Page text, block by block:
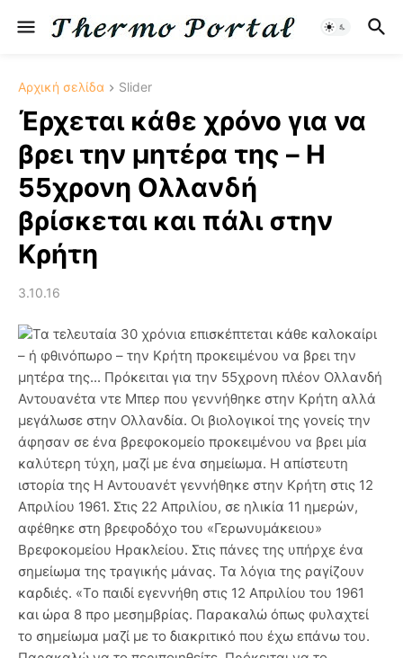
Αρχική σελίδα Slider
Έρχεται κάθε χρόνο για να
βρει την μητέρα της – Η
55χρονη Ολλανδή
βρίσκεται και πάλι στην
Κρήτη
3.10.16
Τα τελευταία 30 χρόνια επισκέπτεται κάθε καλοκαίρι
– ή φθινόπωρο – την Κρήτη προκειμένου να βρει την
μητέρα της... Πρόκειται για την 55χρονη πλέον Ολλανδή
Αντουανέτα ντε Μπερ που γεννήθηκε στην Κρήτη αλλά
μεγάλωσε στην Ολλανδία. Οι βιολογικοί της γονείς την
άφησαν σε ένα βρεφοκομείο προκειμένου να βρει μία
καλύτερη τύχη, μαζί με ένα σημείωμα. Η απίστευτη
ιστορία της Η Αντουανέτ γεννήθηκε στην Κρήτη στις 12
Απριλίου 1961. Στις 22 Απριλίου, σε ηλικία 11 ημερών,
αφέθηκε στη βρεφοδόχο του «Γερωνυμάκειου»
Βρεφοκομείου Ηρακλείου. Στις πάνες της υπήρχε ένα
σημείωμα της τραγικής μάνας. Τα λόγια της ραγίζουν
καρδιές. «Το παιδί εγεννήθη στις 12 Απριλίου του 1961
και ώρα 8 προ μεσημβρίας. Παρακαλώ όπως φυλαχτεί
το σημείωμα μαζί με το διακριτικό που έχω επάνω του.